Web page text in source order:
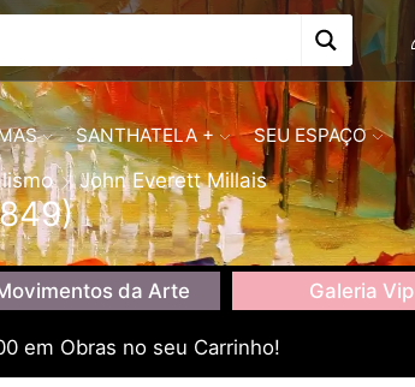
SANTHATELA + SEU ESPAÇO
John Everett Millais
da Arte Galeria Vip
em Obras no seu Carrinho!